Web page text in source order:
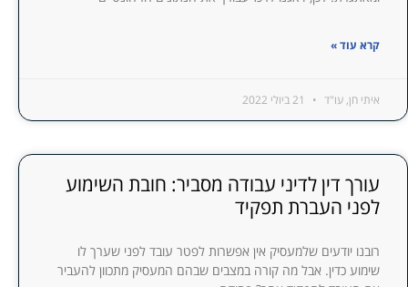
קרא עוד »
איתי חן, עו"ד
עורך דין לדיני עבודה מסביר: חובת השימוע
לפני העברת תפקיד
רובנו יודעים שלמעסיק אין אפשרות לפטר עובד לפני שערך לו
שימוע כדין. אבל מה קורה במצבים שבהם המעסיק מתכוון להעביר